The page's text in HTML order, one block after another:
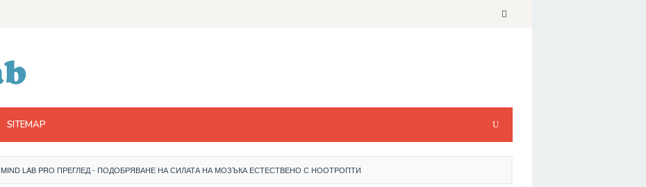
SITEMAP
MIND LAB PRO ПРЕГЛЕД - ПОДОБРЯВАНЕ НА СИЛАТА НА МОЗЪКА ЕСТЕСТВЕНО С НООТРОПТИ